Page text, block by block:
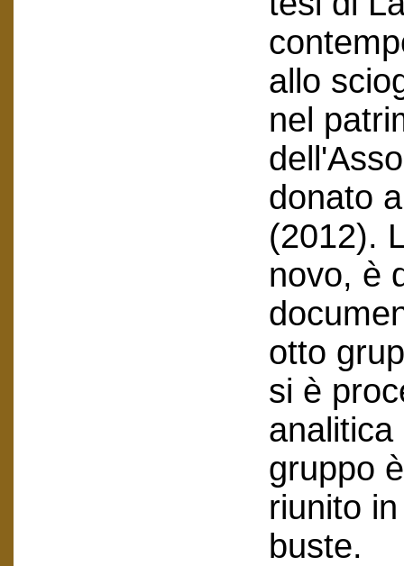
allo
nel
donato
(2012).
novo, è
otto
si è
gruppo
riunito
buste.